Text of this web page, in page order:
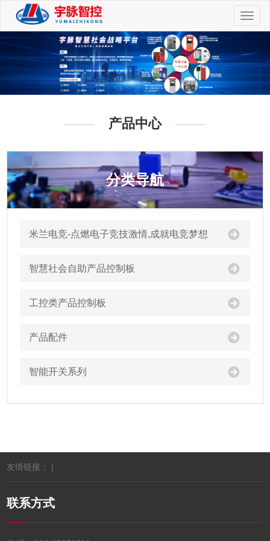
切
换
航
产品中心
分类导航
米兰电竞-点燃电子竞技激情,成就电竞梦想
智慧社会自助产品控制板
工控类产品控制板
产品配件
智能开关系列
友情链接： |
联系方式